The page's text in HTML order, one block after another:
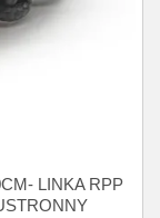
LINKA RPP